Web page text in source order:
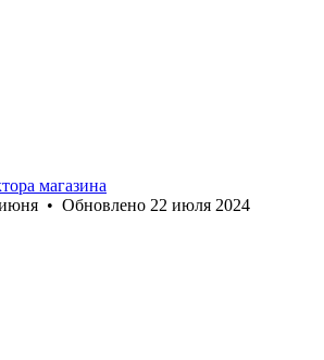
магазина
• Обновлено 22 июля 2024